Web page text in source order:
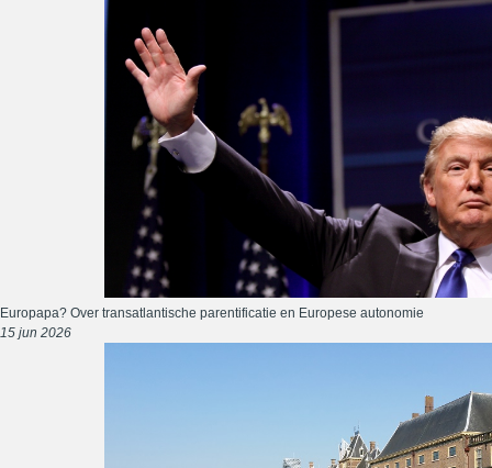
Europapa? Over transatlantische parentificatie en Europese autonomie
15 jun 2026